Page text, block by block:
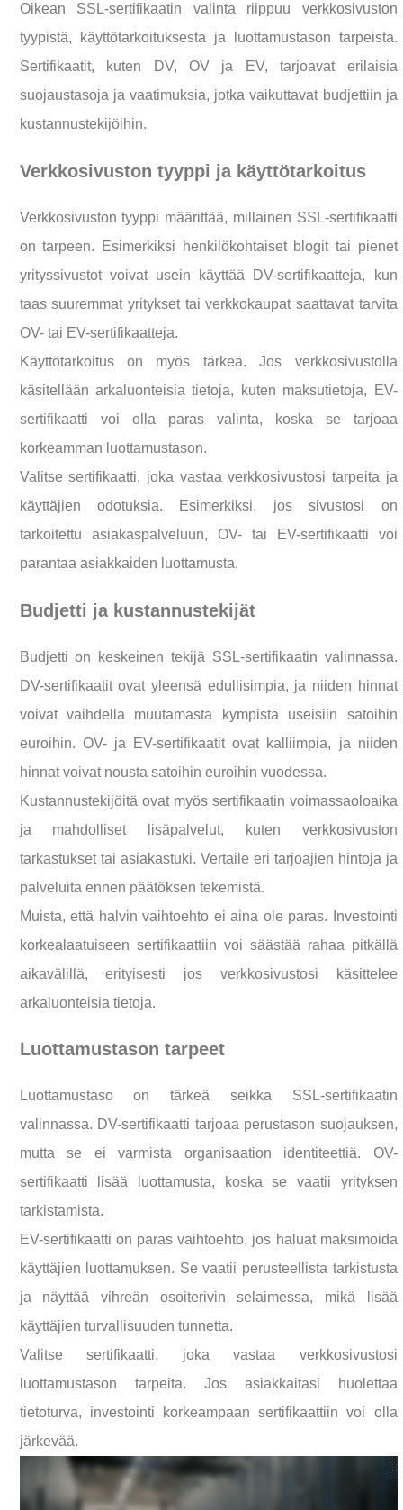
Oikean SSL-sertifikaatin valinta riippuu verkkosivuston
tyypistä, käyttötarkoituksesta ja luottamustason tarpeista.
Sertifikaatit, kuten DV, OV ja EV, tarjoavat erilaisia
suojaustasoja ja vaatimuksia, jotka vaikuttavat budjettiin ja
kustannustekijöihin.
Verkkosivuston tyyppi ja käyttötarkoitus
Verkkosivuston tyyppi määrittää, millainen SSL-sertifikaatti
on tarpeen. Esimerkiksi henkilökohtaiset blogit tai pienet
yrityssivustot voivat usein käyttää DV-sertifikaatteja, kun
taas suuremmat yritykset tai verkkokaupat saattavat tarvita
OV- tai EV-sertifikaatteja.
Käyttötarkoitus on myös tärkeä. Jos verkkosivustolla
käsitellään arkaluonteisia tietoja, kuten maksutietoja, EV-
sertifikaatti voi olla paras valinta, koska se tarjoaa
korkeamman luottamustason.
Valitse sertifikaatti, joka vastaa verkkosivustosi tarpeita ja
käyttäjien odotuksia. Esimerkiksi, jos sivustosi on
tarkoitettu asiakaspalveluun, OV- tai EV-sertifikaatti voi
parantaa asiakkaiden luottamusta.
Budjetti ja kustannustekijät
Budjetti on keskeinen tekijä SSL-sertifikaatin valinnassa.
DV-sertifikaatit ovat yleensä edullisimpia, ja niiden hinnat
voivat vaihdella muutamasta kympistä useisiin satoihin
euroihin. OV- ja EV-sertifikaatit ovat kalliimpia, ja niiden
hinnat voivat nousta satoihin euroihin vuodessa.
Kustannustekijöitä ovat myös sertifikaatin voimassaoloaika
ja mahdolliset lisäpalvelut, kuten verkkosivuston
tarkastukset tai asiakastuki. Vertaile eri tarjoajien hintoja ja
palveluita ennen päätöksen tekemistä.
Muista, että halvin vaihtoehto ei aina ole paras. Investointi
korkealaatuiseen sertifikaattiin voi säästää rahaa pitkällä
aikavälillä, erityisesti jos verkkosivustosi käsittelee
arkaluonteisia tietoja.
Luottamustason tarpeet
Luottamustaso on tärkeä seikka SSL-sertifikaatin
valinnassa. DV-sertifikaatti tarjoaa perustason suojauksen,
mutta se ei varmista organisaation identiteettiä. OV-
sertifikaatti lisää luottamusta, koska se vaatii yrityksen
tarkistamista.
EV-sertifikaatti on paras vaihtoehto, jos haluat maksimoida
käyttäjien luottamuksen. Se vaatii perusteellista tarkistusta
ja näyttää vihreän osoiterivin selaimessa, mikä lisää
käyttäjien turvallisuuden tunnetta.
Valitse sertifikaatti, joka vastaa verkkosivustosi
luottamustason tarpeita. Jos asiakkaitasi huolettaa
tietoturva, investointi korkeampaan sertifikaattiin voi olla
järkevää.